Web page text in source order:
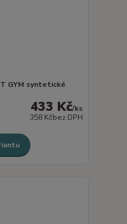
GYM syntetické
433 Kč/ks
358 Kčbez DPH